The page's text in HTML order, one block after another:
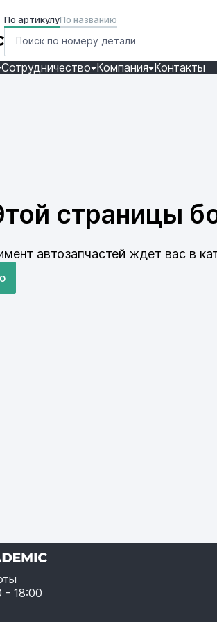
По артикулуПо названию
Сотрудничество Компания Контакты
страницы
автозапчастей ждет вас в
- 18:00